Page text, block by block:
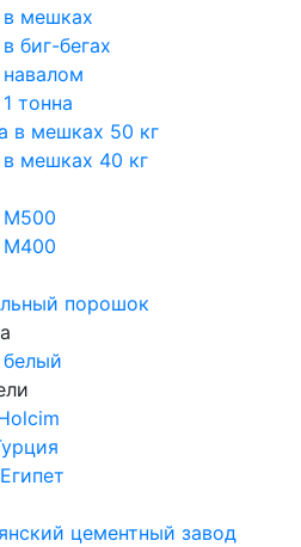
мешках
биг-бегах
тонна
в мешках 50 кг
мешках 40 кг
М500
М400
порошок
цементный завод